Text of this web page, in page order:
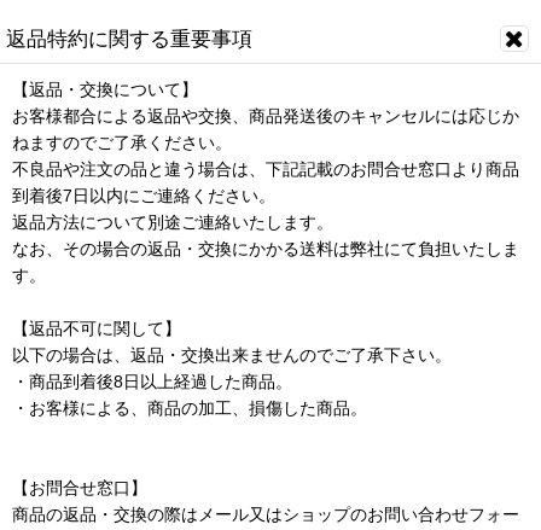
返品特約に関する重要事項
【返品・交換について】
お客様都合による返品や交換、商品発送後のキャンセルには応じか
ねますのでご了承ください。
不良品や注文の品と違う場合は、下記記載のお問合せ窓口より商品
到着後7日以内にご連絡ください。
返品方法について別途ご連絡いたします。
なお、その場合の返品・交換にかかる送料は弊社にて負担いたしま
す。
【返品不可に関して】
以下の場合は、返品・交換出来ませんのでご了承下さい。
・商品到着後8日以上経過した商品。
・お客様による、商品の加工、損傷した商品。
【お問合せ窓口】
商品の返品・交換の際はメール又はショップのお問い合わせフォー